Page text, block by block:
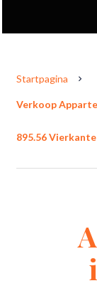
Startpagina
Verkoop
895.56